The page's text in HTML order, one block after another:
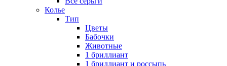
Колье
Тип
Цветы
Бабочки
Животные
1 бриллиант
1 бриллиант и россыпь